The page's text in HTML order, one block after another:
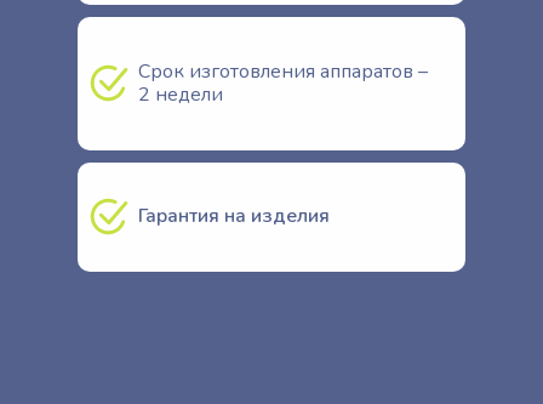
Срок изготовления аппаратов –
2 недели
Гарантия на изделия